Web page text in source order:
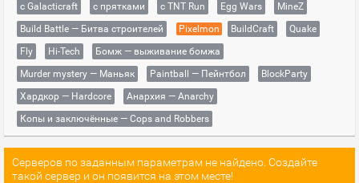
с Galacticraft
с прятками с TNT Run Egg Wars
MineZ
Build Battle — Битва строителей
Pixelmon BuildCraft
Quake
Fly
Hi-Tech
Бомж — выживание бомжа
Murder mystery — Маньяк
Paintball — Пейнтбол
BlockParty
Хардкор — Hardcore
Анархия — Anarchy
Копы и заключённые — Cops and Robbers
Серверов по заданным параметрам не найдено. Создайте
такой сервер и он появится на этом месте!